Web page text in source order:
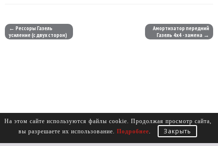
← Рессоры Газель
усиление (с двух сторон)
Амортизатор передний
Газель 4х4 - замена →
На этом сайте используются файлы cookie. Продолжая просмотр сайта,
вы разрешаете их использование. Подробнее. Закрыть